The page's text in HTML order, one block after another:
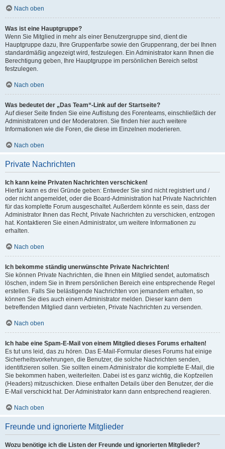
Nach oben
Was ist eine Hauptgruppe?
Wenn Sie Mitglied in mehr als einer Benutzergruppe sind, dient die
Hauptgruppe dazu, Ihre Gruppenfarbe sowie den Gruppenrang, der bei Ihnen
standardmäßig angezeigt wird, festzulegen. Ein Administrator kann Ihnen die
Berechtigung geben, Ihre Hauptgruppe im persönlichen Bereich selbst
festzulegen.
Nach oben
Was bedeutet der „Das Team“-Link auf der Startseite?
Auf dieser Seite finden Sie eine Auflistung des Forenteams, einschließlich der
Administratoren und der Moderatoren. Sie finden hier auch weitere
Informationen wie die Foren, die diese im Einzelnen moderieren.
Nach oben
Private Nachrichten
Ich kann keine Privaten Nachrichten verschicken!
Hierfür kann es drei Gründe geben: Entweder Sie sind nicht registriert und /
oder nicht angemeldet, oder die Board-Administration hat Private Nachrichten
für das komplette Forum ausgeschaltet. Außerdem könnte es sein, dass der
Administrator Ihnen das Recht, Private Nachrichten zu verschicken, entzogen
hat. Kontaktieren Sie einen Administrator, um weitere Informationen zu
erhalten.
Nach oben
Ich bekomme ständig unerwünschte Private Nachrichten!
Sie können Private Nachrichten, die Ihnen ein Mitglied sendet, automatisch
löschen, indem Sie in Ihrem persönlichen Bereich eine entsprechende Regel
erstellen. Falls Sie belästigende Nachrichten von jemandem erhalten, so
können Sie dies auch einem Administrator melden. Dieser kann dem
betreffenden Mitglied dann verbieten, Private Nachrichten zu versenden.
Nach oben
Ich habe eine Spam-E-Mail von einem Mitglied dieses Forums erhalten!
Es tut uns leid, das zu hören. Das E-Mail-Formular dieses Forums hat einige
Sicherheitsvorkehrungen, die Benutzer, die solche Nachrichten senden,
identifizieren sollen. Sie sollten einem Administrator die komplette E-Mail, die
Sie bekommen haben, weiterleiten. Dabei ist es ganz wichtig, die Kopfzeilen
(Headers) mitzuschicken. Diese enthalten Details über den Benutzer, der die
E-Mail verschickt hat. Der Administrator kann dann entsprechend reagieren.
Nach oben
Freunde und ignorierte Mitglieder
Wozu benötige ich die Listen der Freunde und ignorierten Mitglieder?